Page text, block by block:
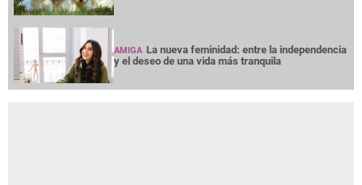
AMIGA La nueva feminidad: entre la independencia
y el deseo de una vida más tranquila